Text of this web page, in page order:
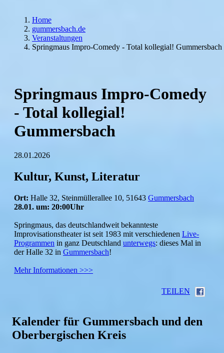
Home
gummersbach.de
Veranstaltungen
Springmaus Impro-Comedy - Total kollegial! Gummersbach
Springmaus Impro-Comedy
- Total kollegial!
Gummersbach
28.01.2026
Kultur, Kunst, Literatur
Ort: Halle 32, Steinmüllerallee 10, 51643 Gummersbach
28.01. um: 20:00Uhr
Springmaus, das deutschlandweit bekannteste
Improvisationstheater ist seit 1983 mit verschiedenen Live-
Programmen in ganz Deutschland unterwegs: dieses Mal in
der Halle 32 in Gummersbach!
Mehr Informationen >>>
TEILEN
Kalender für Gummersbach und den
Oberbergischen Kreis